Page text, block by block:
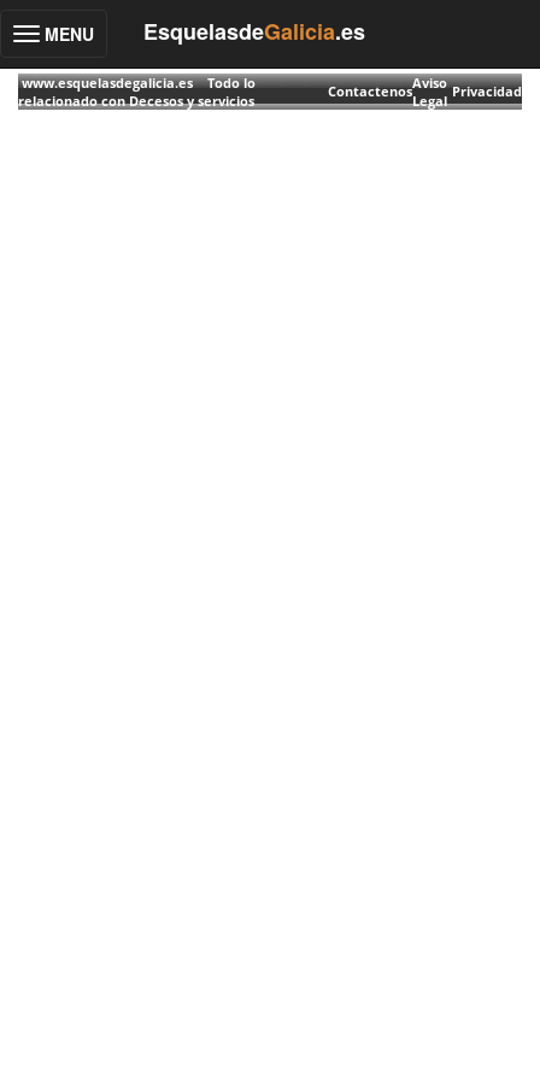
Toggle
MENU EsquelasdeGalicia.es
www.esquelasdegalicia.es Todo lo
relacionado con Decesos y servicios
ContactenosAviso
Legal
Privacidad